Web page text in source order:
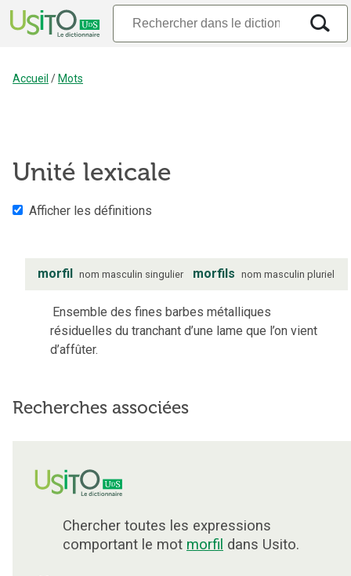
Accueil / Mots
Unité lexicale
Afficher les définitions
morfil nom masculin singulier morfils nom masculin pluriel
Ensemble des fines barbes métalliques
résiduelles du tranchant d’une lame que l’on vient
d’affûter.
Recherches associées
Chercher toutes les expressions
comportant le mot morfil dans Usito.